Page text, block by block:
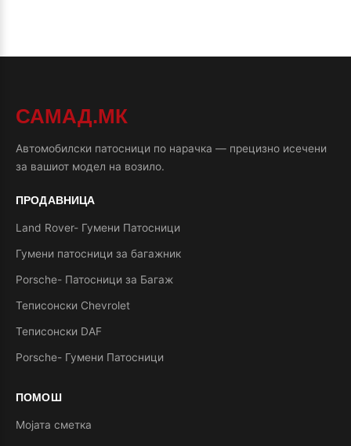
САМАД.МК
Автомобилски патосници по нарачка — прецизно исечени
за вашиот модел на возило.
ПРОДАВНИЦА
Land Rover- Гумени Патосници
Гумени патосници за багажник
Porsche- Патосници за Багаж
Теписонски Chevrolet
Теписонски DAF
Porsche- Гумени Патосници
ПОМОШ
Мојата сметка